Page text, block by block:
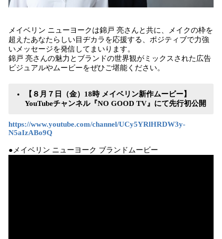
メイベリン ニューヨークは錦戸 亮さんと共に、メイクの枠を
超えたあなたらしい目ヂカラを応援する、ポジティブで力強
いメッセージを発信してまいります。
錦戸 亮さんの魅力とブランドの世界観がミックスされた広告
ビジュアルやムービーをぜひご堪能ください。
【８月７日（金）18時 メイベリン新作ムービー】
YouTubeチャンネル『NO GOOD TV』にて先行初公開
https://www.youtube.com/channel/UCy5YRlHRDW3y-
N5aIzABo9Q
●メイベリン ニューヨーク ブランドムービー